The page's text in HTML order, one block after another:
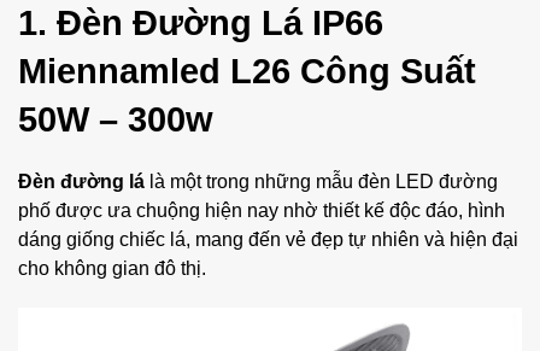
1. Đèn Đường Lá IP66
Miennamled L26 Công Suất
50W – 300w
Đèn đường lá là một trong những mẫu đèn LED đường
phố được ưa chuộng hiện nay nhờ thiết kế độc đáo, hình
dáng giống chiếc lá, mang đến vẻ đẹp tự nhiên và hiện đại
cho không gian đô thị.